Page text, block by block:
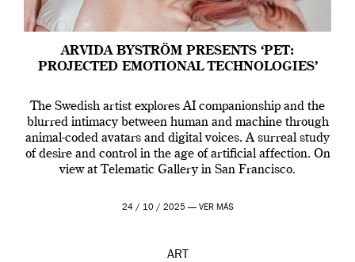
ARVIDA BYSTRÖM PRESENTS ‘PET:
PROJECTED EMOTIONAL TECHNOLOGIES’
The Swedish artist explores AI companionship and the
blurred intimacy between human and machine through
animal-coded avatars and digital voices. A surreal study
of desire and control in the age of artificial affection. On
view at Telematic Gallery in San Francisco.
24 / 10 / 2025 — VER MÁS
ART